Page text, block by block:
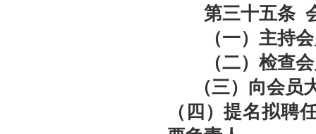
第三十五条
（一）主持会
（二）检查会
（三）向会
（四）提名拟聘